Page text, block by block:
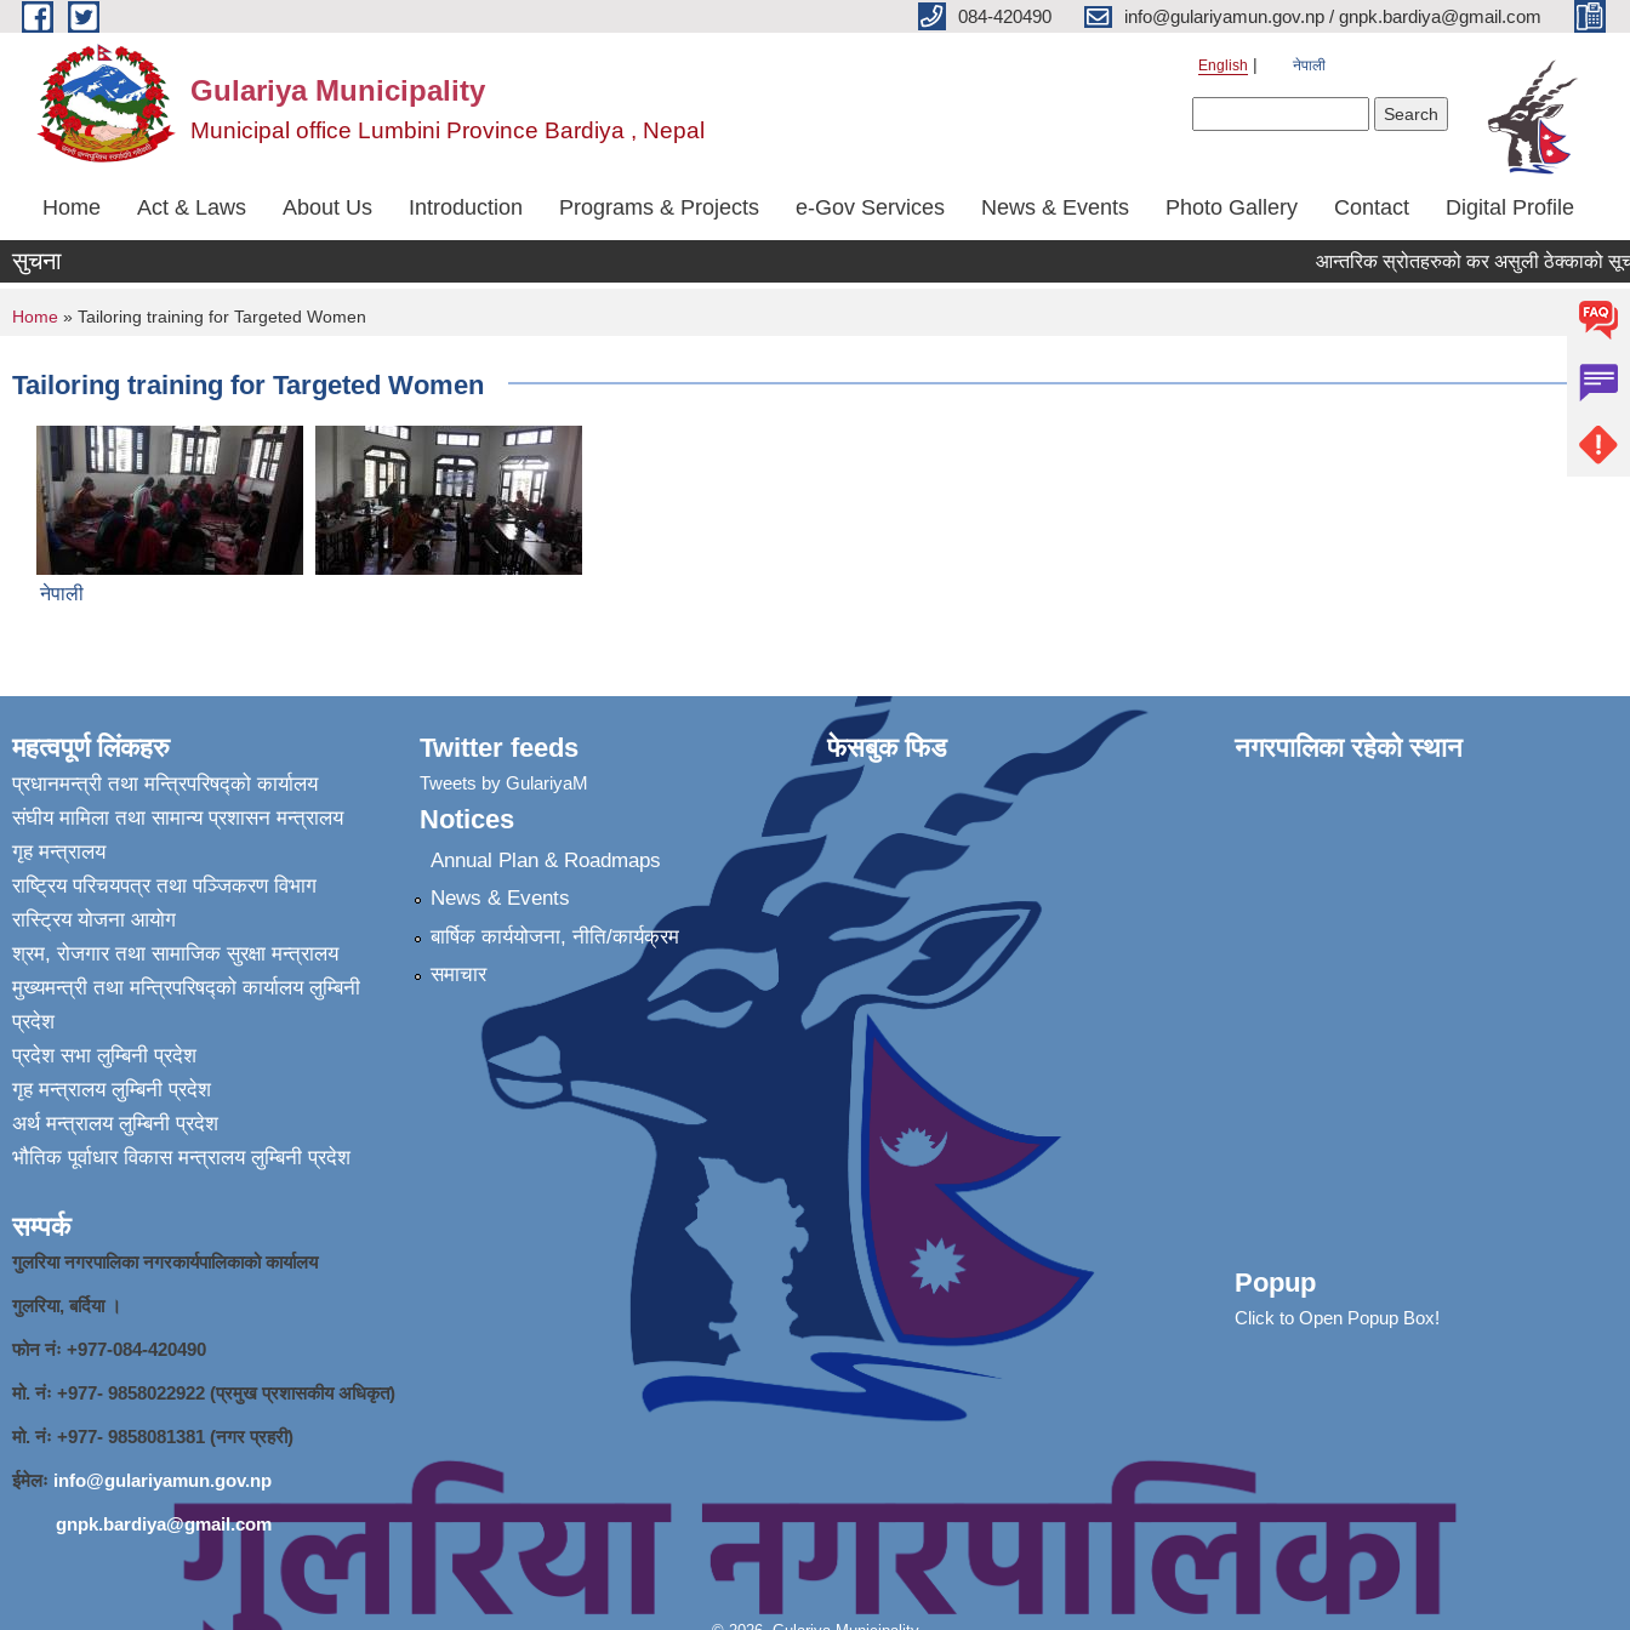
Skip to main content 084-420490 info@gulariyamun.gov.np / gnpk.bardiya@gmail.com
Gulariya Municipality
Municipal office Lumbini Province Bardiya , Nepal
English नेपाली
Home Act & Laws About Us Introduction Programs & Projects e-Gov Services News & Events Photo Gallery Contact Digital Profile
सुचना आन्तरिक स्रोतहरुको कर असुली ठेक्काको
You are here
Home » Tailoring training for Targeted Women
Tailoring training for Targeted Women
नेपाली
महत्वपूर्ण लिंकहरु
प्रधानमन्त्री तथा मन्त्रिपरिषद्को कार्यालय
संघीय मामिला तथा सामान्य प्रशासन मन्त्रालय
गृह मन्त्रालय
राष्ट्रिय परिचयपत्र तथा पञ्जिकरण विभाग
रास्ट्रिय योजना आयोग
श्रम, रोजगार तथा सामाजिक सुरक्षा मन्त्रालय
मुख्यमन्त्री तथा मन्त्रिपरिषद्को कार्यालय लुम्बिनी
प्रदेश
प्रदेश सभा लुम्बिनी प्रदेश
गृह मन्त्रालय लुम्बिनी प्रदेश
अर्थ मन्त्रालय लुम्बिनी प्रदेश
भौतिक पूर्वाधार विकास मन्त्रालय लुम्बिनी प्रदेश
सम्पर्क
गुलरिया नगरपालिका नगरकार्यपालिकाको कार्यालय
गुलरिया, बर्दिया ।
फोन नंः ‌+977-084-420490
मो. नंः +977- 9858022922 (प्रमुख प्रशासकीय अधिकृत)
मो. नंः +977- 9858081381 (नगर प्रहरी)
ईमेलः info@gulariyamun.gov.np
gnpk.bardiya@gmail.com
Twitter feeds
Tweets by GulariyaM
Notices
Annual Plan & Roadmaps
News & Events
बार्षिक कार्ययोजना, नीति/कार्यक्रम
समाचार
फेसबुक फिड नगरपालिका रहेको स्थान
Popup
Click to Open Popup Box!